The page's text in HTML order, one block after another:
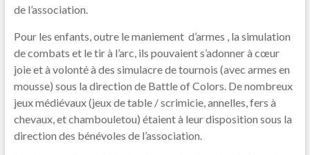
de l’association.
Pour les enfants, outre le maniement d’armes , la simulation
de combats et le tir à l’arc, ils pouvaient s’adonner à cœur
joie et à volonté à des simulacre de tournois (avec armes en
mousse) sous la direction de Battle of Colors. De nombreux
jeux médiévaux (jeux de table / scrimicie, annelles, fers à
chevaux, et chambouletou) étaient à leur disposition sous la
direction des bénévoles de l’association.